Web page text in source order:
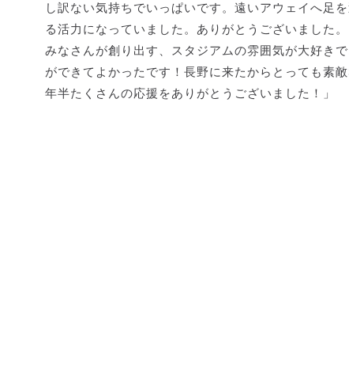
し訳ない気持ちでいっぱいです。遠いアウェイへ足
る活力になっていました。ありがとうございました。
みなさんが創り出す、スタジアムの雰囲気が大好き
ができてよかったです！長野に来たからとっても素
年半たくさんの応援をありがとうございました！」